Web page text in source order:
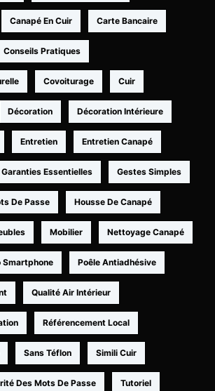
Canapé En Cuir Carte Bancaire
Conseils Pratiques
Covoiturage Cuir
Décoration Décoration Intérieure
Entretien Entretien Canapé
Garanties Essentielles Gestes Simples
De Passe Housse De Canapé
Mobilier Nettoyage Canapé
Smartphone Poêle Antiadhésive
Qualité Air Intérieur
Référencement Local
Sans Téflon Simili Cuir
Des Mots De Passe Tutoriel